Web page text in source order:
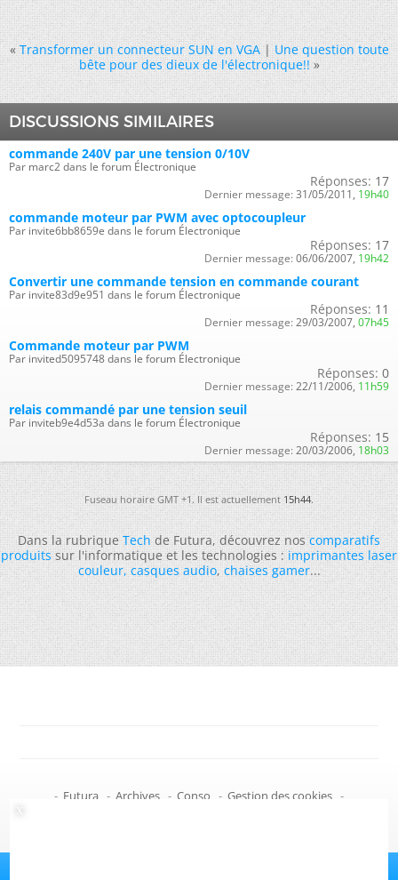
« Transformer un connecteur SUN en VGA|Une question toute
bête pour des dieux de l'électronique!! »
DISCUSSIONS SIMILAIRES
commande 240V par une tension 0/10V
Par marc2 dans le forum Électronique
Réponses: 17
Dernier message: 31/05/2011, 19h40
commande moteur par PWM avec optocoupleur
Par invite6bb8659e dans le forum Électronique
Réponses: 17
Dernier message: 06/06/2007, 19h42
Convertir une commande tension en commande courant
Par invite83d9e951 dans le forum Électronique
Réponses: 11
Dernier message: 29/03/2007, 07h45
Commande moteur par PWM
Par invited5095748 dans le forum Électronique
Réponses: 0
Dernier message: 22/11/2006, 11h59
relais commandé par une tension seuil
Par inviteb9e4d53a dans le forum Électronique
Réponses: 15
Dernier message: 20/03/2006, 18h03
Fuseau horaire GMT +1. Il est actuellement15h44.
Dans la rubriqueTechde Futura, découvrez noscomparatifs
produitssur l'informatique et les technologies :imprimantes laser
couleur,casques audio,chaises gamer...
- Futura - Archives - Conso - Gestion des cookies -